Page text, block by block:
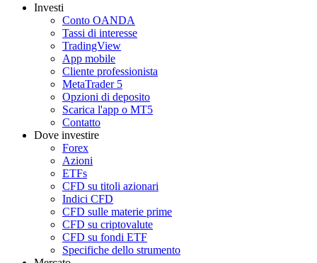
Investi
Conto OANDA
Tassi di interesse
TradingView
App mobile
Cliente professionista
MetaTrader 5
Opzioni di deposito
Scarica l'app o MT5
Contatto
Dove investire
Forex
Azioni
ETFs
CFD su titoli azionari
Indici CFD
CFD sulle materie prime
CFD su criptovalute
CFD su fondi ETF
Specifiche dello strumento